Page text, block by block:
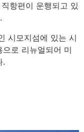
항편이 운행되고 있
시모지섬에 있는 시
로 리뉴얼되어 미
.